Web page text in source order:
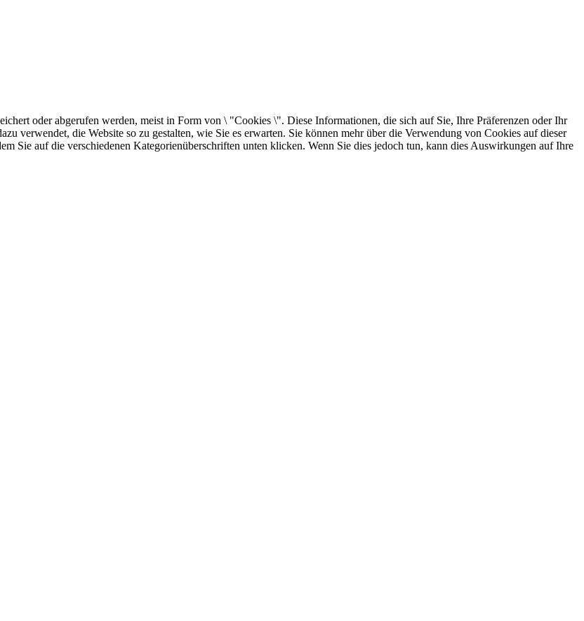
oder abgerufen werden, meist in Form von \ "Cookies \". Diese Informationen, die sich auf Sie, Ihre Präferenzen oder Ihr
verwendet, die Website so zu gestalten, wie Sie es erwarten. Sie können mehr über die Verwendung von Cookies auf dieser
Sie auf die verschiedenen Kategorienüberschriften unten klicken. Wenn Sie dies jedoch tun, kann dies Auswirkungen auf Ihre